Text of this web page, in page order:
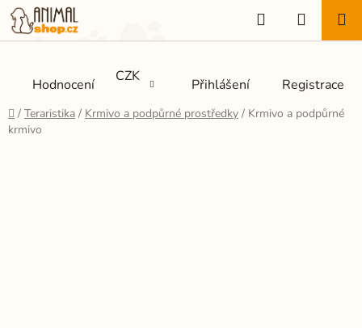
Přejít
na
obsah
Hodnocení CZK Přihlášení Registrace
Hledat
KOŠÍK
Domů
/ Teraristika / Krmivo a podpůrné prostředky / Krmivo a podpůrné
krmivo